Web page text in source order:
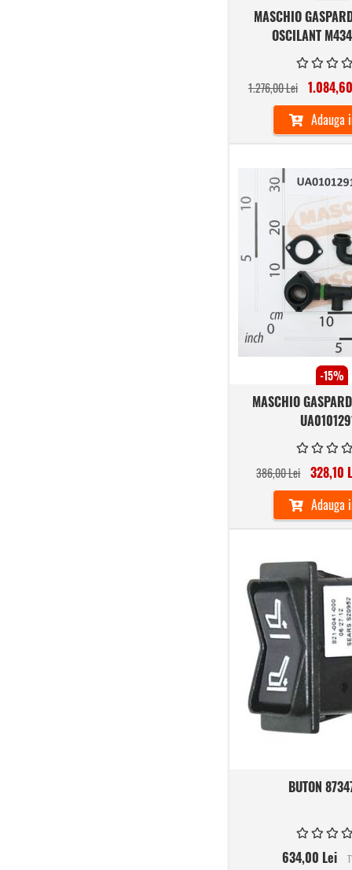
MASCHIO
OSCILANT
1.276,00 Lei
Adauga
-15%
MASCHIO
386,00 Lei 328,10
Adauga
BUTON
634,00 Lei